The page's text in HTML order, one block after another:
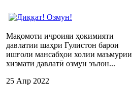
Мақомоти иҷроияи ҳокимияти
давлатии шаҳри Гулистон барои
ишғоли мансабҳои холии маъмурии
хизмати давлатӣ озмун эълон...
25 Апр 2022